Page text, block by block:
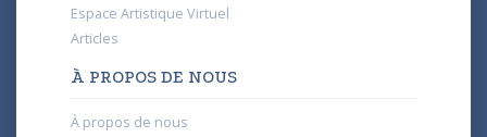
Espace Artistique Virtuel
Articles
À PROPOS DE NOUS
À propos de nous